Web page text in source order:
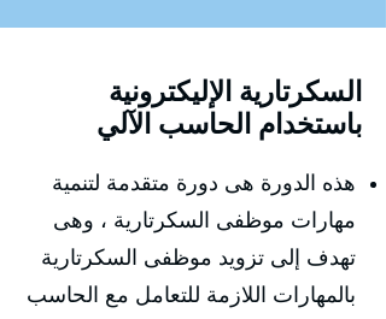
السكرتارية الإليكترونية
باستخدام الحاسب الآلي
هذه الدورة هى دورة متقدمة لتنمية
مهارات موظفى السكرتارية ، وهى
تهدف إلى تزويد موظفى السكرتارية
بالمهارات اللازمة للتعامل مع الحاسب